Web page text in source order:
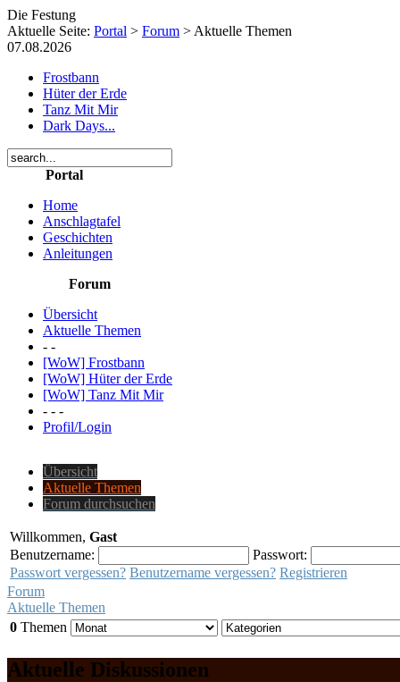
Die Festung
Aktuelle Seite: Portal > Forum > Aktuelle Themen
07.08.2026
Frostbann
Hüter der Erde
Tanz Mit Mir
Dark Days...
Portal
Home
Anschlagtafel
Geschichten
Anleitungen
Forum
Übersicht
Aktuelle Themen
- -
[WoW] Frostbann
[WoW] Hüter der Erde
[WoW] Tanz Mit Mir
- - -
Profil/Login
Übersicht
Aktuelle Themen
Forum durchsuchen
Willkommen, Gast
Benutzername:
Passwort:
Passwort vergessen? Benutzername vergessen? Registrieren
Forum
Aktuelle Themen
0 Themen
Aktuelle Diskussionen